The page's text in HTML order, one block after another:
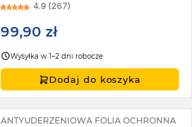
4.9 (267)
99,90 zł
Wysyłka w 1–2 dni robocze
Dodaj do koszyka
ANTYUDERZENIOWA FOLIA OCHRONNA